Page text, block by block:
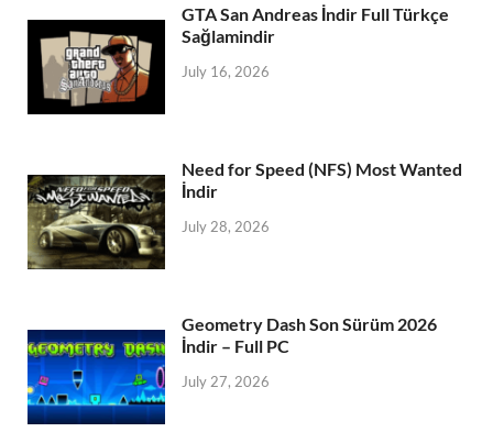
GTA San Andreas İndir Full Türkçe
Sağlamindir
July 16, 2026
Need for Speed (NFS) Most Wanted
İndir
July 28, 2026
Geometry Dash Son Sürüm 2026
İndir – Full PC
July 27, 2026